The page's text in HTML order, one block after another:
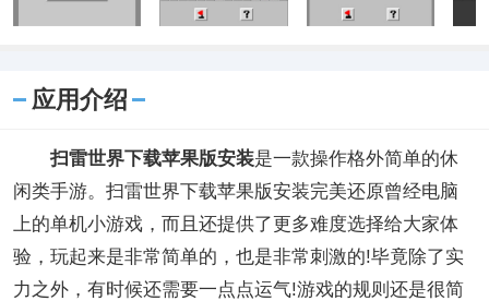
应用介绍
扫雷世界下载苹果版安装是一款操作格外简单的休
闲类手游。扫雷世界下载苹果版安装完美还原曾经电脑
上的单机小游戏，而且还提供了更多难度选择给大家体
验，玩起来是非常简单的，也是非常刺激的!毕竟除了实
力之外，有时候还需要一点点运气!游戏的规则还是很简